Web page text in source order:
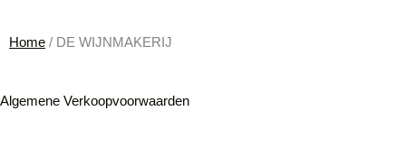
Home / DE WIJNMAKERIJ
Algemene Verkoopvoorwaarden